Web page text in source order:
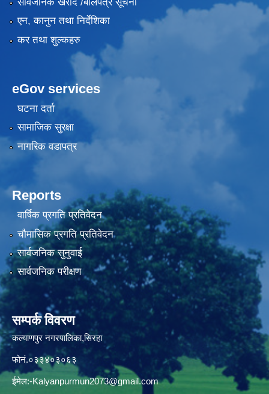
एन, कानुन तथा निर्देशिका
कर तथा शुल्कहरु
eGov services
घटना दर्ता
सामाजिक सुरक्षा
नागरिक वडापत्र
Reports
वार्षिक प्रगति प्रतिवेदन
चौमासिक प्रगति प्रतिवेदन
सार्वजनिक सुनुवाई
सार्वजनिक परीक्षण
सम्पर्क विवरण
कल्याणपुर नगरपालिका,सिरहा
फोनं.०३३४०३०६३
ईमेल:-Kalyanpurmun2073@gmail.com